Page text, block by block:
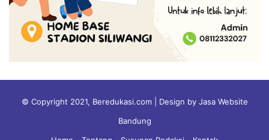
© Copyright 2021, Beredukasi.com | Design by Jasa Website
Bandung